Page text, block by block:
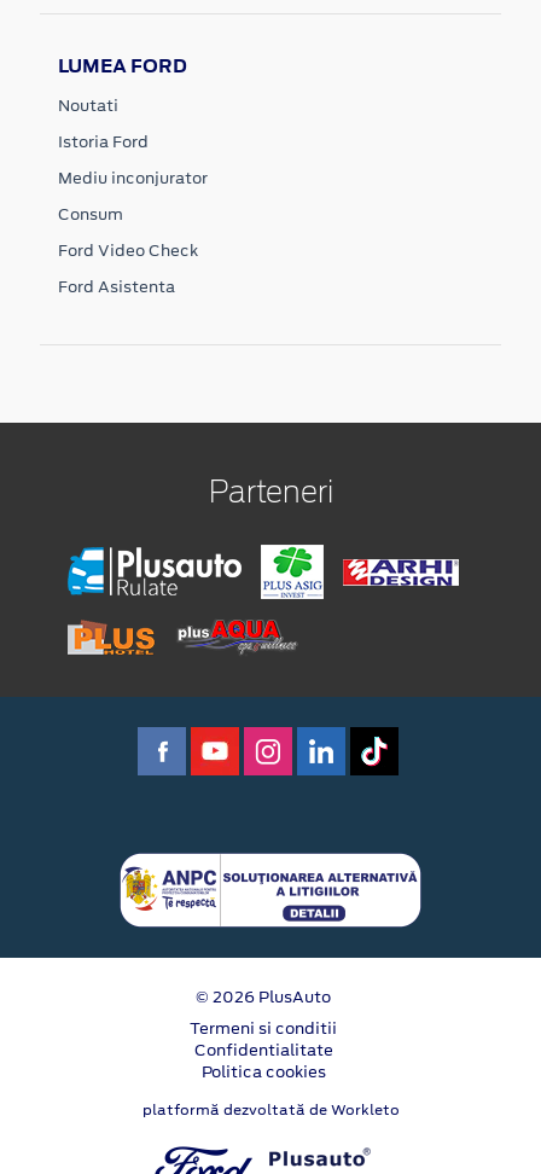
LUMEA FORD
Noutati
Istoria Ford
Mediu inconjurator
Consum
Ford Video Check
Ford Asistenta
Parteneri
© 2026 PlusAuto
Termeni si conditii
Confidentialitate
Politica cookies
platformă dezvoltată de Workleto